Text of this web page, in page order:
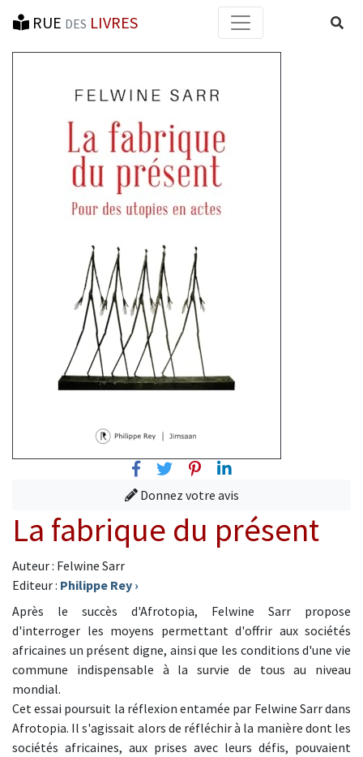
RUE DES LIVRES
FacebookTwitterPinterest
Linkedin
Donnez votre avis
La fabrique du présent
Auteur : Felwine Sarr
Editeur : Philippe Rey ›
Après le succès d'Afrotopia, Felwine Sarr propose
d'interroger les moyens permettant d'offrir aux sociétés
africaines un présent digne, ainsi que les conditions d'une vie
commune indispensable à la survie de tous au niveau
mondial.
Cet essai poursuit la réflexion entamée par Felwine Sarr dans
Afrotopia. Il s'agissait alors de réfléchir à la manière dont les
sociétés africaines, aux prises avec leurs défis, pouvaient